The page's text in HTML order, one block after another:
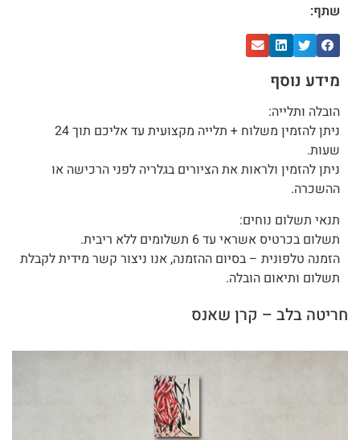
שתף:
מידע נוסף
הובלה ותלייה:
ניתן להזמין משלוח + תלייה מקצועית עד אליכם תוך 24
שעות.
ניתן להזמין ולראות את הציורים בגלריה לפני הרכישה או
ההשכרה.
תנאי תשלום נוחים:
תשלום בכרטיס אשראי עד 6 תשלומים ללא ריבית.
הזמנה טלפונית – בסיום ההזמנה, אנו ניצור קשר מידית לקבלת
תשלום ותיאום הובלה.
חריטה בלב – קרן שאנס